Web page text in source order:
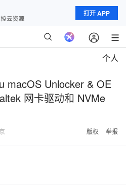
打开 APP
个人
macOS Unlocker & OE
网卡驱动和 NVMe
版权 举报